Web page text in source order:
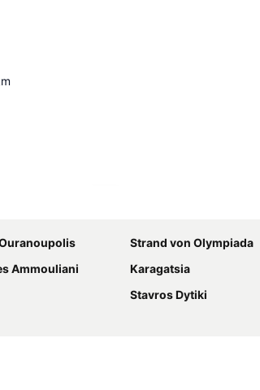
Strand von Olympiada
Ammouliani
Karagatsia
Stavros Dytiki